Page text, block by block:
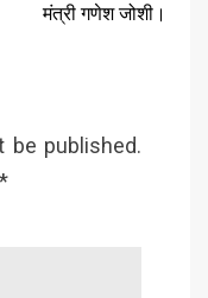
मंत्री गणेश जोशी।
be published.
*